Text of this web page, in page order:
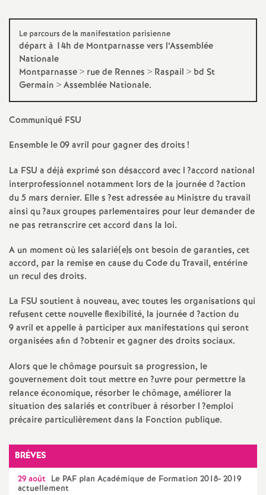
i
o
n
a
d
e
E
s
e
i
g
n
e
Le parcours de la manifestation parisienne
départ à 14h de Montparnasse vers l’Assemblée
Nationale
Montparnasse > rue de Rennes > Raspail > bd St
Germain > Assemblée Nationale.
Communiqué FSU
Ensemble le 09 avril pour gagner des droits !
La FSU a déjà exprimé son désaccord avec l?accord national
interprofessionnel notamment lors de la journée d?action
du 5 mars dernier. Elle s?est adressée au Ministre du travail
ainsi qu?aux groupes parlementaires pour leur demander de
ne pas retranscrire cet accord dans la loi.
A un moment où les salarié(e)s ont besoin de garanties, cet
accord, par la remise en cause du Code du Travail, entérine
un recul des droits.
La FSU soutient à nouveau, avec toutes les organisations qui
refusent cette nouvelle flexibilité, la journée d?action du
9 avril et appelle à participer aux manifestations qui seront
organisées afin d?obtenir et gagner des droits sociaux.
Alors que le chômage poursuit sa progression, le
gouvernement doit tout mettre en?uvre pour permettre la
relance économique, résorber le chômage, améliorer la
situation des salariés et contribuer à résorber l?emploi
précaire particulièrement dans la Fonction publique.
BRÈVES
29 août Le PAF plan Académique de Formation 2018- 2019
actuellement